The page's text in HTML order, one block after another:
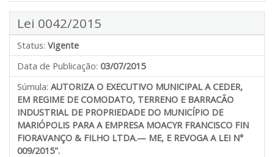
Lei 0042/2015
Status: Vigente
Data de Publicação: 03/07/2015
Súmula: AUTORIZA O EXECUTIVO MUNICIPAL A CEDER,
EM REGIME DE COMODATO, TERRENO E BARRACÃO
INDUSTRIAL DE PROPRIEDADE DO MUNICÍPIO DE
MARIÓPOLIS PARA A EMPRESA MOACYR FRANCISCO FIN
FIORAVANÇO & FILHO LTDA.— ME, E REVOGA A LEI N°
009/2015".